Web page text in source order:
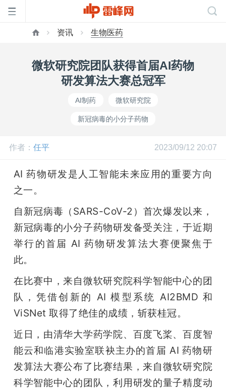
公
开
活
动
中
心
资讯 生物医药
微软研究院团队获得首届AI药物
研发算法大赛总冠军
AI制药 微软研究院
新冠病毒的小分子药物
作者： 任平 2023/09/12 20:07
AI 药物研发是人工智能未来应用的重要方向
之一。
自新冠病毒（SARS-CoV-2）首次爆发以来，
新冠病毒的小分子药物研发备受关注，于近期
举行的首届 AI 药物研发算法大赛便聚焦于
此。
在比赛中，来自微软研究院科学智能中心的团
队，凭借创新的 AI 模型系统 AI2BMD 和
ViSNet 取得了绝佳的成绩，斩获桂冠。
近日，由清华大学药学院、百度飞桨、百度智
能云和临港实验室联袂主办的首届 AI 药物研
发算法大赛公布了比赛结果，来自微软研究院
科学智能中心的团队，利用研发的量子精度动